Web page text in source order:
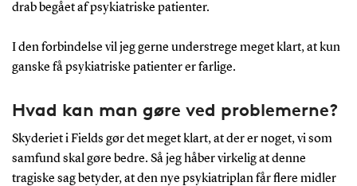
drab begået af psykiatriske patienter.
I den forbindelse vil jeg gerne understrege meget klart, at kun
ganske få psykiatriske patienter er farlige.
Hvad kan man gøre ved problemerne?
Skyderiet i Fields gør det meget klart, at der er noget, vi som
samfund skal gøre bedre. Så jeg håber virkelig at denne
tragiske sag betyder, at den nye psykiatriplan får flere midler